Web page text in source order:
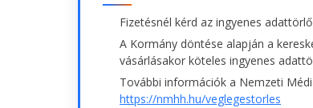
Fizetésnél kérd az ingyenes
A Kormány döntése alapján a
vásárlásakor köteles ingyenes
További információk a Nemzeti
https://nmhh.hu/veglegestorles